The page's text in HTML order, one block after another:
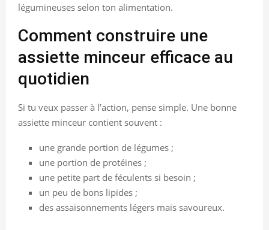
légumineuses selon ton alimentation.
Comment construire une
assiette minceur efficace au
quotidien
Si tu veux passer à l’action, pense simple. Une bonne
assiette minceur contient souvent :
une grande portion de légumes ;
une portion de protéines ;
une petite part de féculents si besoin ;
un peu de bons lipides ;
des assaisonnements légers mais savoureux.